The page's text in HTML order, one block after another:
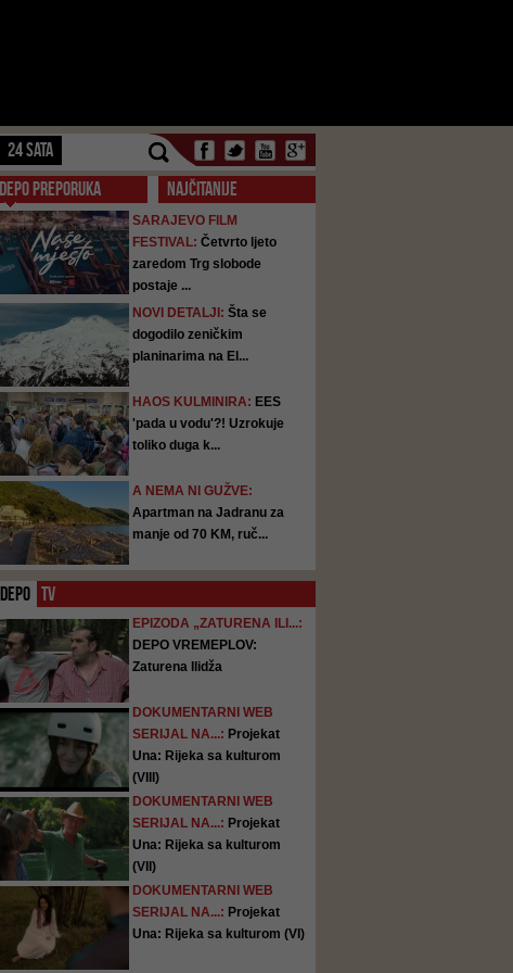
24 SATA
DEPO PREPORUKA NAJČITANIJE
SARAJEVO FILM
FESTIVAL: Četvrto ljeto
zaredom Trg slobode
postaje ...
NOVI DETALJI: Šta se
dogodilo zeničkim
planinarima na El...
HAOS KULMINIRA: EES
'pada u vodu'?! Uzrokuje
toliko duga k...
A NEMA NI GUŽVE:
Apartman na Jadranu za
manje od 70 KM, ruč...
DEPO TV
EPIZODA „ZATURENA ILI...:
DEPO VREMEPLOV:
Zaturena Ilidža
DOKUMENTARNI WEB
SERIJAL NA...: Projekat
Una: Rijeka sa kulturom
(VIII)
DOKUMENTARNI WEB
SERIJAL NA...: Projekat
Una: Rijeka sa kulturom
(VII)
DOKUMENTARNI WEB
SERIJAL NA...: Projekat
Una: Rijeka sa kulturom (VI)